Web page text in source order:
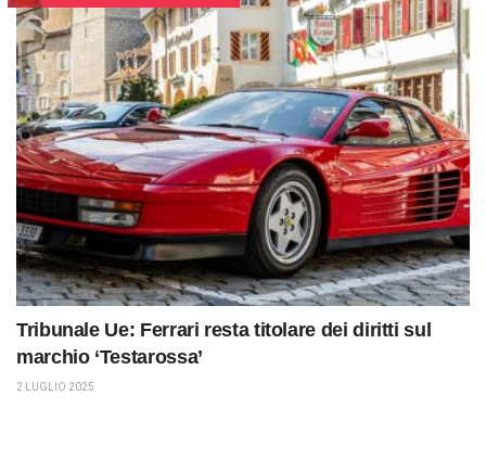
Tribunale Ue: Ferrari resta titolare dei diritti sul
marchio ‘Testarossa’
2 LUGLIO 2025